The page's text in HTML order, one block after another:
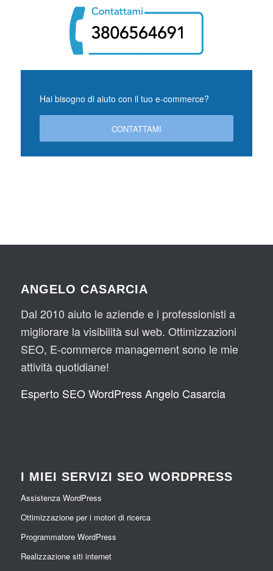
Hai bisogno di aiuto con il tuo e-commerce?
CONTATTAMI
ANGELO CASARCIA
Dal 2010 aiuto le aziende e i professionisti a
migliorare la visibilità sul web. Ottimizzazioni
SEO, E-commerce management sono le mie
attività quotidiane!
Esperto SEO WordPress Angelo Casarcia
I MIEI SERVIZI SEO WORDPRESS
Assistenza WordPress
Ottimizzazione per i motori di ricerca
Programmatore WordPress
Realizzazione siti internet